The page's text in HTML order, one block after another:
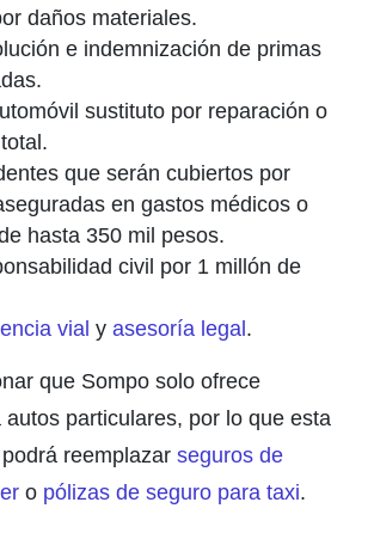
daños materiales.
e indemnización de primas
sustituto por reparación o
que serán cubiertos por
en gastos médicos o
hasta 350 mil pesos.
civil por 1 millón de
vial y asesoría legal.
que Sompo solo ofrece
particulares, por lo que esta
reemplazar seguros de
o pólizas de seguro para taxi.